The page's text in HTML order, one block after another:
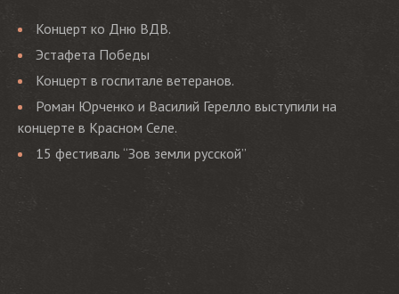
Концерт ко Дню ВДВ.
Эстафета Победы
Концерт в госпитале ветеранов.
Роман Юрченко и Василий Герелло выступили на
концерте в Красном Селе.
15 фестиваль “Зов земли русской”